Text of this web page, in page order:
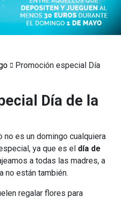
Promoción especial Día
Día de la
no es un domingo cualquiera
ya que es el día de
a todas las madres, a
no están también.
regalar flores para